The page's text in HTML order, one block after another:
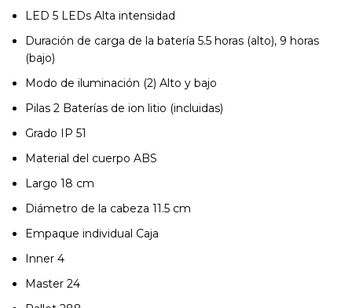
LED 5 LEDs Alta intensidad
Duración de carga de la batería 5.5 horas (alto), 9 horas
(bajo)
Modo de iluminación (2) Alto y bajo
Pilas 2 Baterías de ion litio (incluidas)
Grado IP 51
Material del cuerpo ABS
Largo 18 cm
Diámetro de la cabeza 11.5 cm
Empaque individual Caja
Inner 4
Master 24